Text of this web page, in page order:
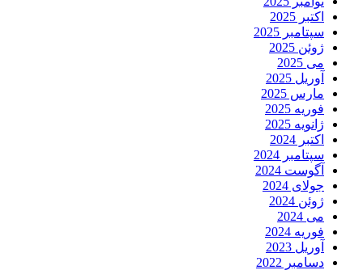
اکتبر 2025
سپتامبر 2025
ژوئن 2025
می 2025
آوریل 2025
مارس 2025
فوریه 2025
ژانویه 2025
اکتبر 2024
سپتامبر 2024
آگوست 2024
جولای 2024
ژوئن 2024
می 2024
فوریه 2024
آوریل 2023
دسامبر 2022